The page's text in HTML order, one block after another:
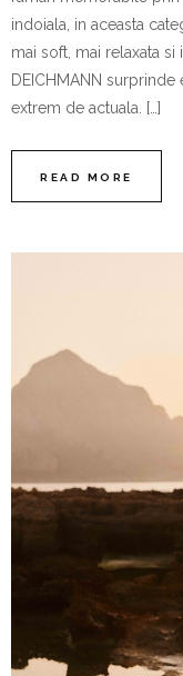
indoiala, in aceasta
mai soft, mai relaxata si
DEICHMANN surprinde
extrem de actuala. […]
READ MORE